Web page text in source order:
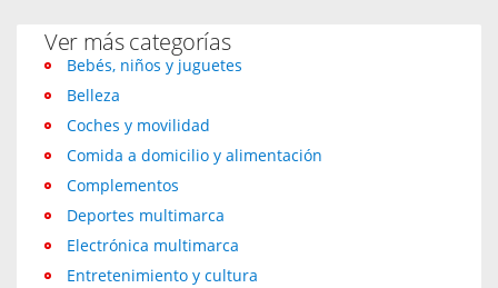
Ver más categorías
Bebés, niños y juguetes
Belleza
Coches y movilidad
Comida a domicilio y alimentación
Complementos
Deportes multimarca
Electrónica multimarca
Entretenimiento y cultura